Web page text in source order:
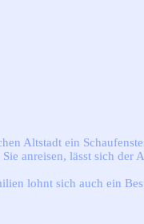
Altstadt ein
anreisen, lässt sich der
lohnt sich auch ein